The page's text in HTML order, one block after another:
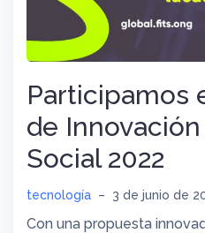
Participamos
de
Social 2022
tecnología – 3 de junio de
Con una propuesta